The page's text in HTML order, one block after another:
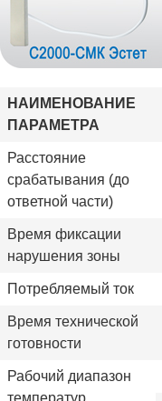
НАИМЕНОВАНИЕ
ПАРАМЕТРА
Расстояние
срабатывания (до
ответной части)
Время фиксации
нарушения зоны
Потребляемый ток
Время технической
готовности
Рабочий диапазон
температур